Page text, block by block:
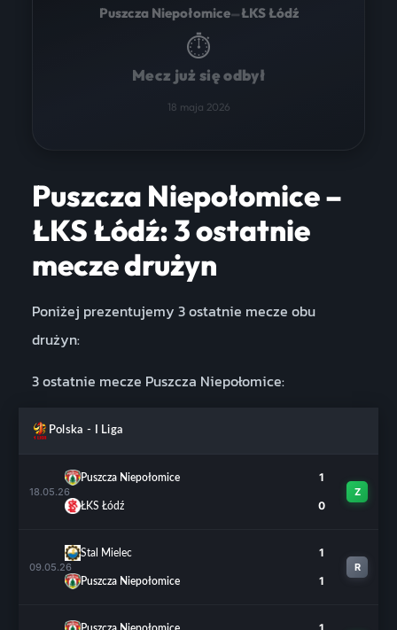
Puszcza Niepołomice–ŁKS Łódź
⏱
Mecz już się odbył
18 maja 2026
Puszcza Niepołomice –
ŁKS Łódź: 3 ostatnie
mecze drużyn
Poniżej prezentujemy 3 ostatnie mecze obu
drużyn:
3 ostatnie mecze Puszcza Niepołomice:
Polska - I Liga
18.05.26
Puszcza Niepołomice
ŁKS Łódź
1
0
Z
09.05.26
Stal Mielec
Puszcza Niepołomice
1
1
R